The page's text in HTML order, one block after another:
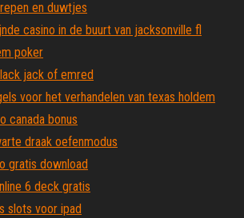
en duwtjes
casino in de buurt van jacksonville fl
poker
jack of emred
voor het verhandelen van texas holdem
canada bonus
draak oefenmodus
gratis download
6 deck gratis
slots voor ipad